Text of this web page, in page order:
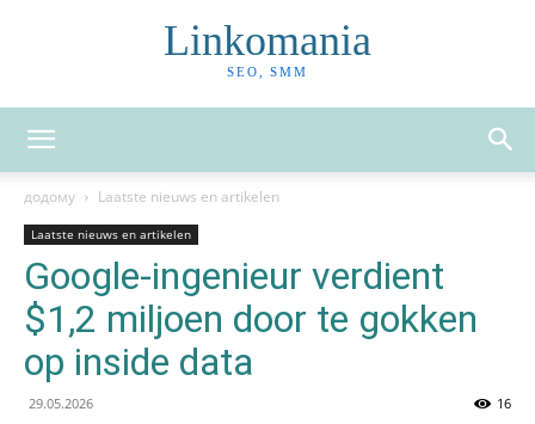
Linkomania
SEO, SMM
додому Laatste nieuws en artikelen
Laatste nieuws en artikelen
Google-ingenieur verdient
$1,2 miljoen door te gokken
op inside data
29.05.2026 16